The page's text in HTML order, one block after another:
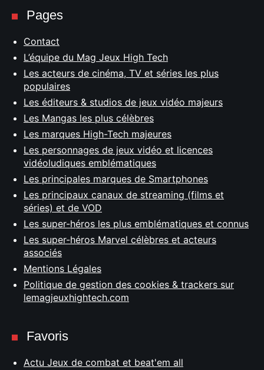
Pages
Contact
L’équipe du Mag Jeux High Tech
Les acteurs de cinéma, TV et séries les plus
populaires
Les éditeurs & studios de jeux vidéo majeurs
Les Mangas les plus célèbres
Les marques High-Tech majeures
Les personnages de jeux vidéo et licences
vidéoludiques emblématiques
Les principales marques de Smartphones
Les principaux canaux de streaming (films et
séries) et de VOD
Les super-héros les plus emblématiques et connus
Les super-héros Marvel célèbres et acteurs
associés
Mentions Légales
Politique de gestion des cookies & trackers sur
lemagjeuxhightech.com
Favoris
Actu Jeux de combat et beat'em all